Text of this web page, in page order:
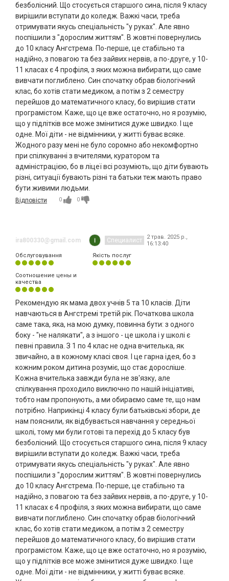
безболісний. Що стосується старшого сина, після 9 класу
вирішили вступати до коледж. Важкі часи, треба
отримувати якусь спеціальність "у руках". Але явно
поспішили з "дорослим життям". В жовтні повернулись
до 10 класу Ангстрема. По-перше, це стабільно та
надійно, з повагою та без зайвих нервів, а по-друге, у 10-
11 класах є 4 профіля, з яких можна вибирати, що саме
вивчати поглиблено. Син спочатку обрав біологічний
клас, бо хотів стати медиком, а потім з 2 семестру
перейшов до математичного класу, бо вирішив стати
програмістом. Каже, що це вже остаточно, но я розумію,
що у підлітків все може змінитися дуже швидко. І ще
одне. Мої діти - не відмінники, у житті буває всяке.
Жодного разу мені не було соромно або некомфортно
при спілкуванні з вчителями, куратором та
адміністрацією, бо в ліцеї всі розуміють, що діти бувають
різні, ситуації бувають різні та батьки теж мають право
бути живими людьми.
Відповісти 0 0
ira800330@gmail.com Специалист
2 трав. 2025 р.,
16:13:40
Обслуговування
Якість послуг
Соотношение цены и
качества
Рекомендую як мама двох учнів 5 та 10 класів. Діти
навчаються в Ангстремі третій рік. Початкова школа
саме така, яка, на мою думку, повинна бути: з одного
боку - "не налякати", а з іншого - це школа і у школі є
певні правила. З 1 по 4 клас не одна вчителька, як
звичайно, а в кожному класі своя. І це гарна ідея, бо з
кожним роком дитина розуміє, що стає доросліше.
Кожна вчителька завжди була не зв'язку, але
спілкування проходило виключно по нашій ініціативі,
тобто нам пропонують, а ми обираємо саме те, що нам
потрібно. Наприкінці 4 класу були батьківські збори, де
нам пояснили, як відбувається навчання у середньої
школі, тому ми були готові та перехід до 5 класу був
безболісний. Що стосується старшого сина, після 9 класу
вирішили вступати до коледж. Важкі часи, треба
отримувати якусь спеціальність "у руках". Але явно
поспішили з "дорослим життям". В жовтні повернулись
до 10 класу Ангстрема. По-перше, це стабільно та
надійно, з повагою та без зайвих нервів, а по-друге, у 10-
11 класах є 4 профіля, з яких можна вибирати, що саме
вивчати поглиблено. Син спочатку обрав біологічний
клас, бо хотів стати медиком, а потім з 2 семестру
перейшов до математичного класу, бо вирішив стати
програмістом. Каже, що це вже остаточно, но я розумію,
що у підлітків все може змінитися дуже швидко. І ще
одне. Мої діти - не відмінники, у житті буває всяке.